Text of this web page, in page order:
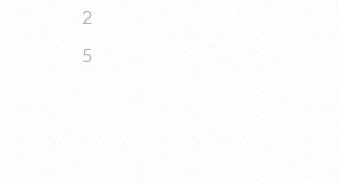
2
5